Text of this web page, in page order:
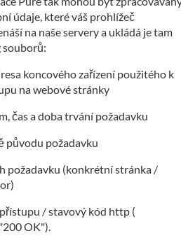
údaje, které váš prohlížeč
na naše servery a ukládá je tam
souborů:
koncového zařízení použitého k
na webové stránky
čas a doba trvání požadavku
původu požadavku
požadavku (konkrétní stránka /
/ stavový kód http (
OK").